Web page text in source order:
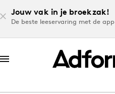
Jouw vak in je broekzak!
De beste leeservaring met de app